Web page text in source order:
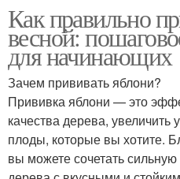
Как правильно
весной:
для начинающих
Зачем прививать яблони?
Прививка яблони — это
качества дерева, увеличить
плоды, которые вы хотите.
вы можете сочетать